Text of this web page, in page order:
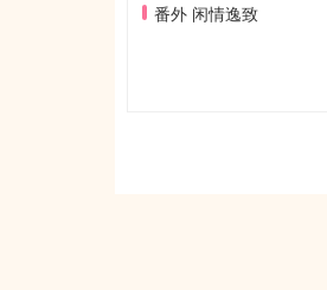
番外 闲情逸致